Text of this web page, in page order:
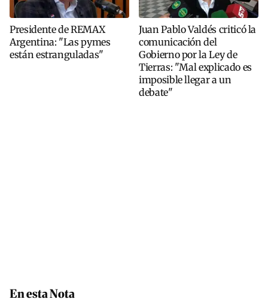
Presidente de REMAX
Argentina: "Las pymes
están estranguladas"
Juan Pablo Valdés criticó la
comunicación del
Gobierno por la Ley de
Tierras: "Mal explicado es
imposible llegar a un
debate"
En esta Nota